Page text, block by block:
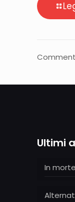
Ultimi
In